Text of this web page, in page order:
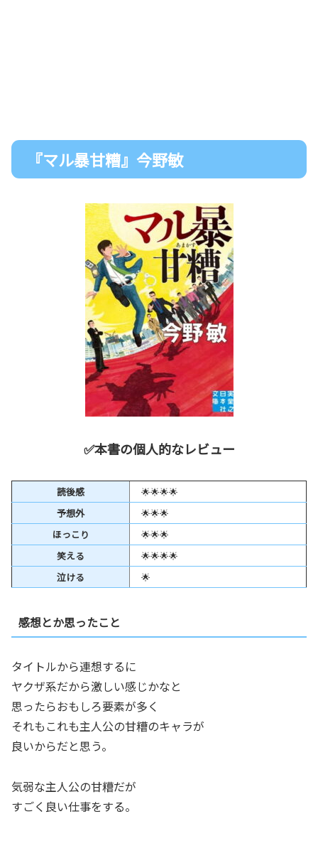
『マル暴甘糟』今野敏
✅本書の個人的なレビュー
読後感
🌟🌟🌟🌟
予想外
🌟🌟🌟
ほっこり
🌟🌟🌟
笑える
🌟🌟🌟🌟
泣ける
🌟
感想とか思ったこと
タイトルから連想するに
ヤクザ系だから激しい感じかなと
思ったらおもしろ要素が多く
それもこれも主人公の甘糟のキャラが
良いからだと思う。
気弱な主人公の甘糟だが
すごく良い仕事をする。